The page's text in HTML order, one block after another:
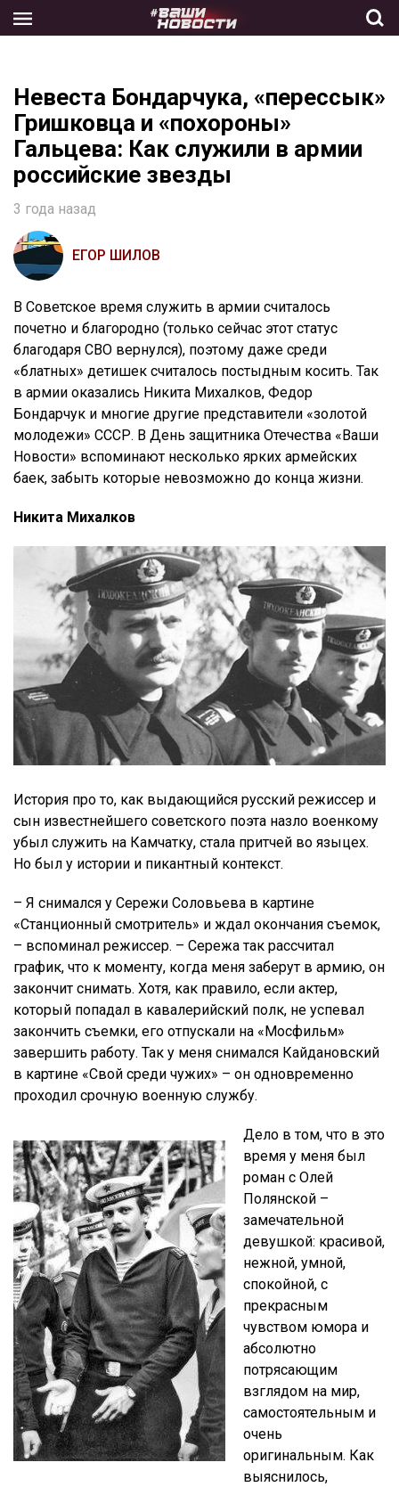
the
Невеста Бондарчука, «перессык»
Гришковца и «похороны»
Гальцева: Как служили в армии
российские звезды
3 года назад
ЕГОР ШИЛОВ
В Советское время служить в армии считалось
почетно и благородно (только сейчас этот статус
благодаря СВО вернулся), поэтому даже среди
«блатных» детишек считалось постыдным косить. Так
в армии оказались Никита Михалков, Федор
Бондарчук и многие другие представители «золотой
молодежи» СССР. В День защитника Отечества «Ваши
Новости» вспоминают несколько ярких армейских
баек, забыть которые невозможно до конца жизни.
Никита Михалков
История про то, как выдающийся русский режиссер и
сын известнейшего советского поэта назло военкому
убыл служить на Камчатку, стала притчей во языцех.
Но был у истории и пикантный контекст.
– Я снимался у Сережи Соловьева в картине
«Станционный смотритель» и ждал окончания съемок,
– вспоминал режиссер. – Сережа так рассчитал
график, что к моменту, когда меня заберут в армию, он
закончит снимать. Хотя, как правило, если актер,
который попадал в кавалерийский полк, не успевал
закончить съемки, его отпускали на «Мосфильм»
завершить работу. Так у меня снимался Кайдановский
в картине «Свой среди чужих» – он одновременно
проходил срочную военную службу.
Дело в том, что в это
время у меня был
роман с Олей
Полянской –
замечательной
девушкой: красивой,
нежной, умной,
спокойной, с
прекрасным
чувством юмора и
абсолютно
потрясающим
взглядом на мир,
самостоятельным и
очень
оригинальным. Как
выяснилось,